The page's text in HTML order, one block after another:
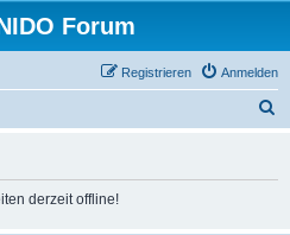
Forum
Anmelden
Registrieren
derzeit offline!